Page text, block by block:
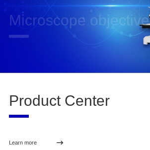
Learn more
Product Center
Learn more